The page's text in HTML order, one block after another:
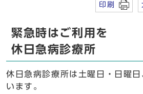
印刷
緊急時はご利用を
休日急病診療所
休日急病診療所は土曜日・日曜
います。